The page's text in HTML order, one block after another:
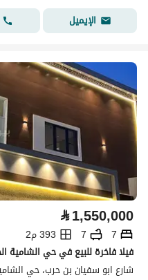
الإيميل
⃁1,550,000
7
7
393 م2
فيلا فاخرة للبيع في حي الشامية
شارع ابو سفيان بن حرب، حي